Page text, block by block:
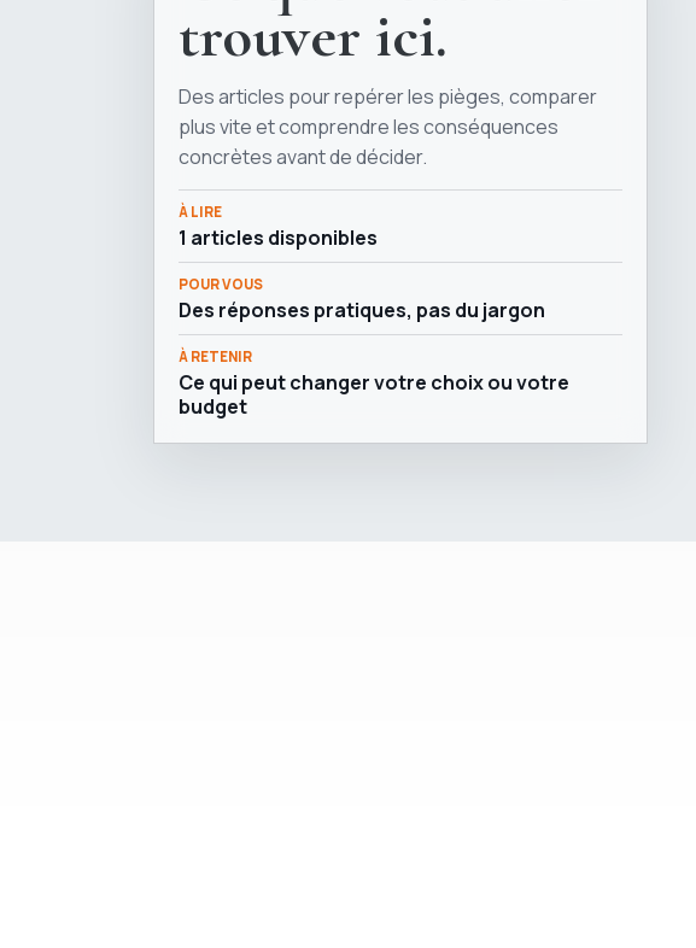
trouver ici.
Des articles pour repérer les pièges, comparer
plus vite et comprendre les conséquences
concrètes avant de décider.
À LIRE
1 articles disponibles
POUR VOUS
Des réponses pratiques, pas du jargon
À RETENIR
Ce qui peut changer votre choix ou votre
budget